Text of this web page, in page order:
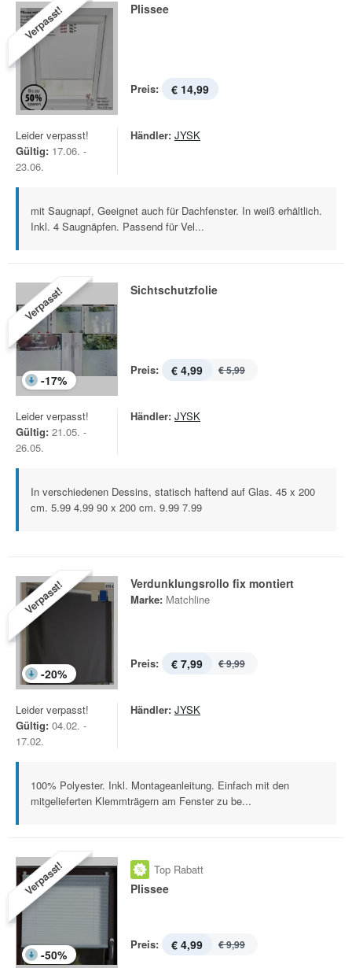
Verpasst! Plissee
Preis: € 14,99
Leider verpasst!
Gültig: 17.06. -
23.06.
Händler: JYSK
mit Saugnapf, Geeignet auch für Dachfenster. In weiß erhältlich.
Inkl. 4 Saugnäpfen. Passend für Vel...
Verpasst!
-17%
Sichtschutzfolie
Preis: € 4,99 € 5,99
Leider verpasst!
Gültig: 21.05. -
26.05.
Händler: JYSK
In verschiedenen Dessins, statisch haftend auf Glas. 45 x 200
cm. 5.99 4.99 90 x 200 cm. 9.99 7.99
Verpasst!
-20%
Verdunklungsrollo fix montiert
Marke: Matchline
Preis: € 7,99 € 9,99
Leider verpasst!
Gültig: 04.02. -
17.02.
Händler: JYSK
100% Polyester. Inkl. Montageanleitung. Einfach mit den
mitgelieferten Klemmträgern am Fenster zu be...
Verpasst!
-50%
Top Rabatt
Plissee
Preis: € 4,99 € 9,99